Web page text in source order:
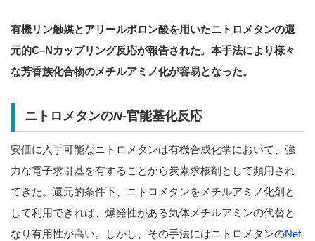
有機リン触媒とアリールボロン酸を用いたニトロメタンの還
元的C–Nカップリング反応が報告された。 本手法により様々
な芳香族化合物のメチルアミノ化が容易となった。
ニトロメタンのN-官能基化反応
安価に入手可能なニトロメタンは有機合成化学において、強
力な電子求引基を有することから炭素求核剤として頻用され
てきた。還元的条件下、ニトロメタンをメチルアミノ化剤と
して利用できれば、爆発性がある気体メチルアミンの代替と
なり有用性が高い。しかし、その手法にはニトロメタンのNef